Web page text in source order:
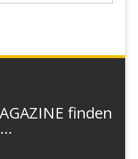
finden